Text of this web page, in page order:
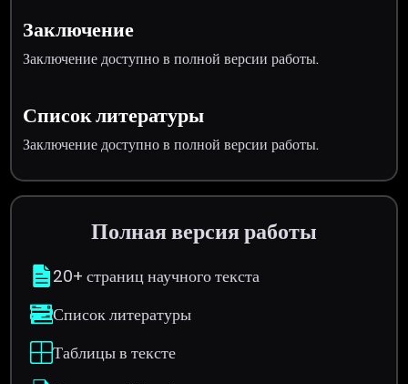
Заключение
Заключение доступно в полной версии работы.
Список литературы
Заключение доступно в полной версии работы.
Полная версия работы
20+ страниц научного текста
Список литературы
Таблицы в тексте